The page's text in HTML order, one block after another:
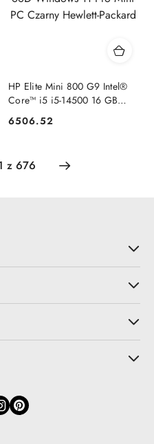
HP Elite Mini 800 G9 Intel®
Core™ i5 i5-14500 16 GB
Windows 11 Pro Mini PC
Cena:
6506.52